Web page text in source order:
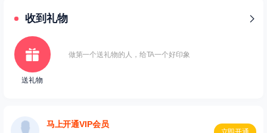
收到礼物
送礼物
做第一个送礼物的人，给TA一个好印象
马上开通VIP会员